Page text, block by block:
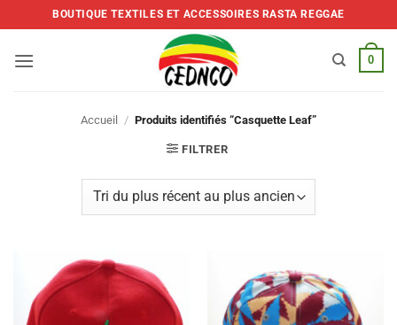
to
BOUTIQUE TEXTILES ET ACCESSOIRES RASTA REGGAE
0
Accueil / Produits identifiés “Casquette Leaf”
FILTRER